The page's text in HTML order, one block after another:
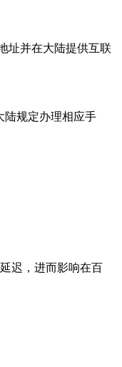
址并在大陆提供互联
陆规定办理相应手
迟，进而影响在百